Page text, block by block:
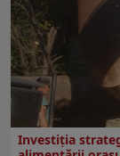
Investiția